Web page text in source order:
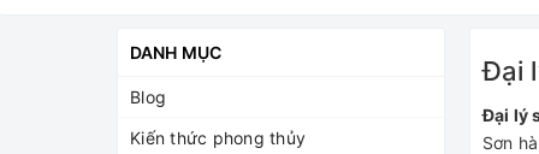
Đại
Đại lý
Sơn
DANH MỤC
Blog
Kiến thức phong thủy